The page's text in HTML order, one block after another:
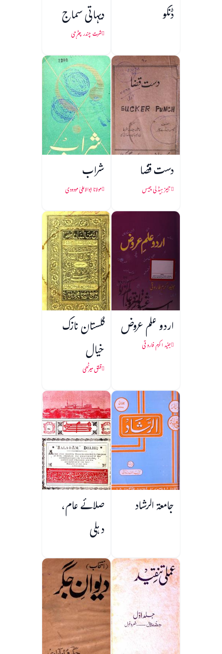
ڈنگو دیہاتی سماج
شرت چندر چٹرجی
دست قضا
جیمز ہیڈلی چیس
شراب
مولانا ابوالاعلیٰ مودودی
اردو علم عروض
جنید اکرم فاروقی
گلستان نازک
خیال
قلق میرٹھی
جامعۃ الرشاد صلائے عام،
دہلی